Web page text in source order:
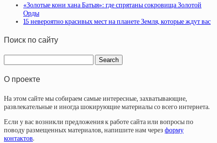
«Золотые кони хана Батыя»: где спрятаны сокровища Золотой
Орды
15 невероятно красивых мест на планете Земля, которые ждут вас
Поиск по сайту
О проекте
На этом сайте мы собираем самые интересные, захватывающие,
развлекательные и иногда шокирующие материалы со всего интернета.
Если у вас возникли предложения к работе сайта или вопросы по
поводу размещенных материалов, напишите нам через форму
контактов.